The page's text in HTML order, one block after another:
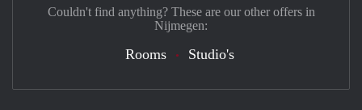
Couldn't find anything? These are our other offers in
Nijmegen:
Rooms Studio's